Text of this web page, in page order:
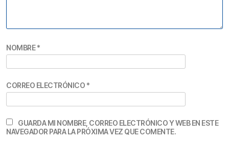
NOMBRE*
CORREO ELECTRÓNICO *
GUARDA MI NOMBRE, CORREO ELECTRÓNICO Y WEB EN ESTE
NAVEGADOR PARA LA PRÓXIMA VEZ QUE COMENTE.